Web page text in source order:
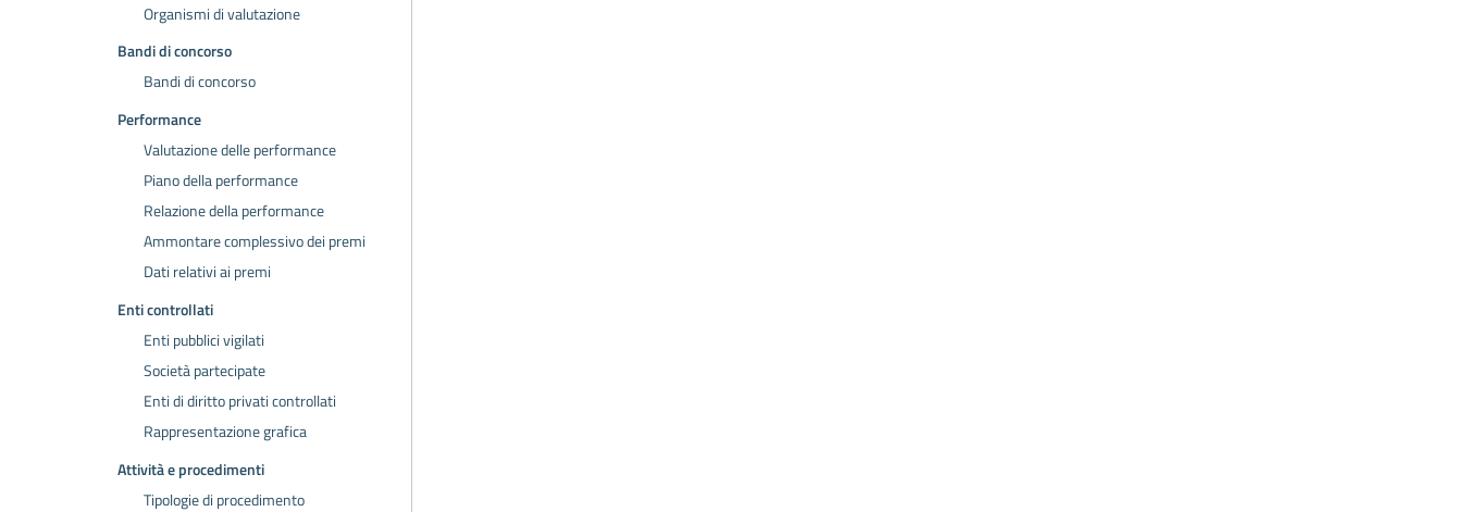
Organismi di valutazione
Bandi di concorso
Bandi di concorso
Performance
Valutazione delle performance
Piano della performance
Relazione della performance
Ammontare complessivo dei premi
Dati relativi ai premi
Enti controllati
Enti pubblici vigilati
Società partecipate
Enti di diritto privati controllati
Rappresentazione grafica
Attività e procedimenti
Tipologie di procedimento